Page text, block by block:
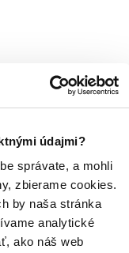
údajmi?
správate, a mohli
zbierame cookies.
by naša stránka
analytické
ako náš web
16
5